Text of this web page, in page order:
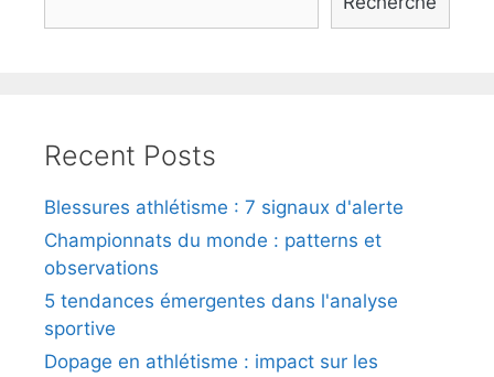
Recent Posts
Blessures athlétisme : 7 signaux d'alerte
Championnats du monde : patterns et
observations
5 tendances émergentes dans l'analyse
sportive
Dopage en athlétisme : impact sur les